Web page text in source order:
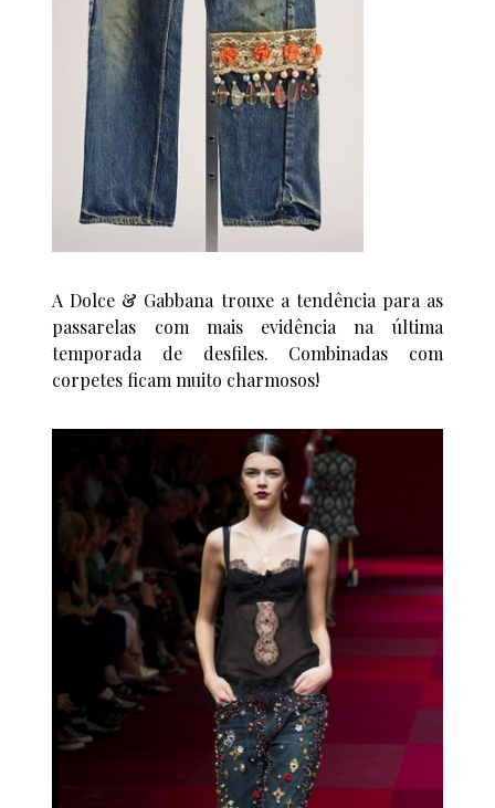
A Dolce & Gabbana trouxe a tendência para as
passarelas com mais evidência na última
temporada de desfiles. Combinadas com
corpetes ficam muito charmosos!